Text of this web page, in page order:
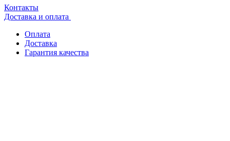
Контакты
Доставка и оплата
Оплата
Доставка
Гарантия качества